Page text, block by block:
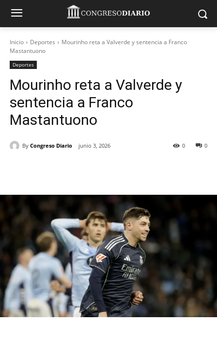
Inicio Deportes
Mourinho reta a Valverde y sentencia a Franco
Mastantuono
Deportes
Mourinho reta a Valverde y
sentencia a Franco
Mastantuono
By Congreso Diario junio 3, 2026 0
0